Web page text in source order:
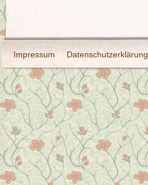
Impressum Datenschutzerklärung